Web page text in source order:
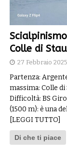
Colle di Stau
27 Febbraio 2025
Partenza:
massima: Colle
Difficoltà: BS
(1500 m): è una
[LEGGI TUTTO]
Di che ti piace